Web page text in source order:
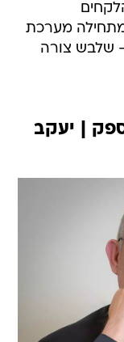
מתחילה מערכת
- שלבש צורה
ספק | יעקב